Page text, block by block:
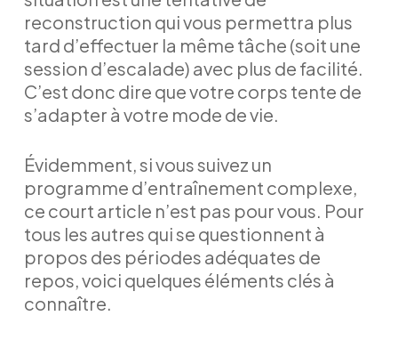
reconstruction qui vous permettra plus
tard d’effectuer la même tâche (soit une
session d’escalade) avec plus de facilité.
C’est donc dire que votre corps tente de
s’adapter à votre mode de vie.
Évidemment, si vous suivez un
programme d’entraînement complexe,
ce court article n’est pas pour vous. Pour
tous les autres qui se questionnent à
propos des périodes adéquates de
repos, voici quelques éléments clés à
connaître.